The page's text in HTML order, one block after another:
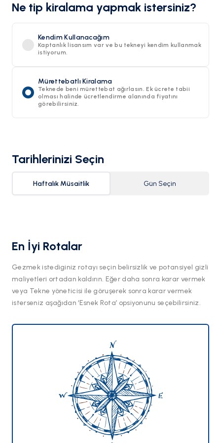
Ne tip kiralama yapmak istersiniz?
Kendim Kullanacağım
Kaptanlık lisansım var ve bu tekneyi kendim kullanmak
istiyorum.
Mürettebatlı Kiralama
Teknede beni mürettebat ağırlasın. Ek ücrete tabii
olması halinde ücretlendirme alanında fiyatını
görebilirsiniz.
Tarihlerinizi Seçin
Haftalık Müsaitlik Gün Seçin
En İyi Rotalar
Gezmek istediginiz rotayı seçin belirsizlik ve potansiyel gizli
maliyetleri ortadan kaldırın. Eğer daha sonra karar vermek
veya Tekne yöneticisi ile göruşerek sonra karar vermek
isterseniz aşağıdan ‘Esnek Rota’ opsiyonunu seçebilirsiniz.